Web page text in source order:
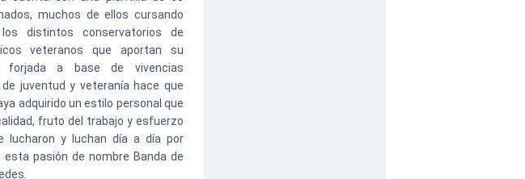
muchos de ellos cursando
distintos conservatorios de
veteranos que aportan su
forjada a base de vivencias
juventud y veteranía hace que
adquirido un estilo personal que
fruto del trabajo y esfuerzo
lucharon y luchan día a día por
pasión de nombre Banda de